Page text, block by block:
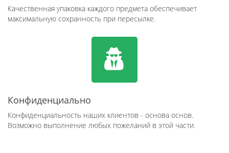
Качественная упаковка каждого предмета обеспечивает
максимальную сохранность при пересылке.
Конфиденциально
Конфиденциальность наших клиентов - основа основ.
Возможно выполнение любых пожеланий в этой части.